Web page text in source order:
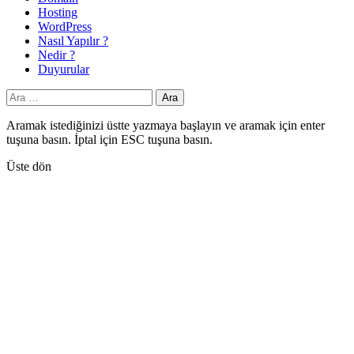
Hosting
WordPress
Nasıl Yapılır ?
Nedir ?
Duyurular
Arama:
Aramak istediğinizi üstte yazmaya başlayın ve aramak için enter
tuşuna basın. İptal için ESC tuşuna basın.
Üste dön